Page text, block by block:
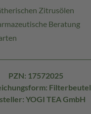
Zitrusölen
Beratung
PZN: 17572025
Filterbeutel
YOGI TEA GmbH